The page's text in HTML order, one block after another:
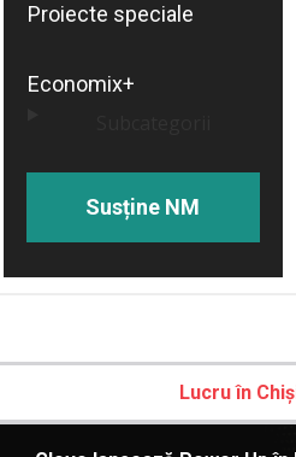
Proiecte speciale
Economix+
Susține NM
Lucru în